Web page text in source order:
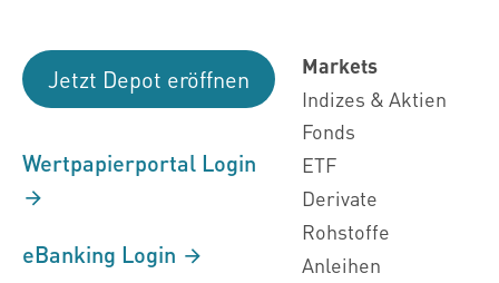
Jetzt Depot eröffnen
Wertpapierportal Login
eBanking Login
Markets
Indizes & Aktien
Fonds
ETF
Derivate
Rohstoffe
Anleihen